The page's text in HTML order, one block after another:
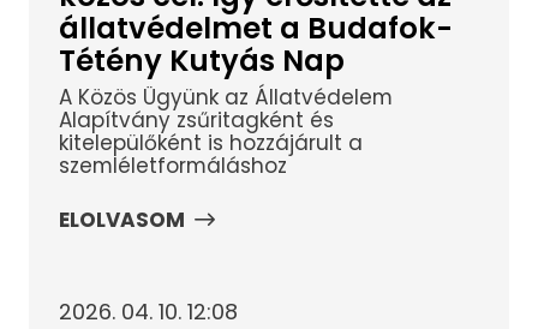
állatvédelmet a Budafok-
Tétény Kutyás Nap
A Közös Ügyünk az Állatvédelem
Alapítvány zsűritagként és
kitelepülőként is hozzájárult a
szemléletformáláshoz
ELOLVASOM
2026. 04. 10. 12:08